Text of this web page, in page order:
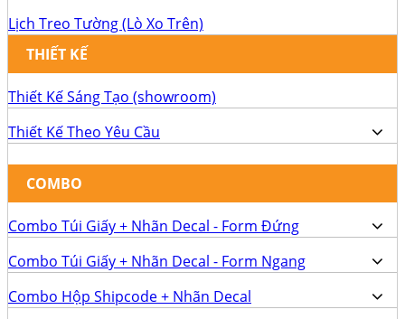
Lịch Treo Tường (Lò Xo Trên)
THIẾT KẾ
Thiết Kế Sáng Tạo (showroom)
Thiết Kế Theo Yêu Cầu
COMBO
Combo Túi Giấy + Nhãn Decal - Form Đứng
Combo Túi Giấy + Nhãn Decal - Form Ngang
Combo Hộp Shipcode + Nhãn Decal